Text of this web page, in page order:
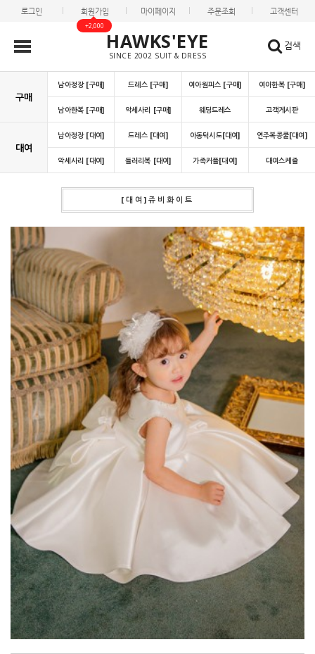
로그인 회원가입
+2,000
마이페이지 주문조회 고객센터
HAWKS'EYE
SINCE 2002 SUIT & DRESS
검색
구매
남아정장 [구매] 드레스 [구매] 여아원피스 [구매] 여아한복 [구매]
남아한복 [구매] 악세사리 [구매] 웨딩드레스 고객게시판
대여
남아정장 [대여] 드레스 [대여] 아동턱시도[대여] 연주복콩쿨[대여]
악세사리 [대여] 들러리복 [대여] 가족커플[대여] 대여스케쥴
[대여]쥬비화이트